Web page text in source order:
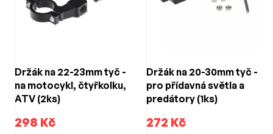
Držák na 22-23mm tyč -
na motocykl, čtyřkolku,
ATV (2ks)
298 Kč
Držák na 20-30mm tyč -
pro přídavná světla a
predátory (1ks)
272 Kč